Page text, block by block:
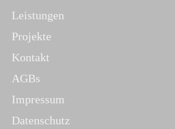
Leistungen
Projekte
Kontakt
AGBs
Impressum
Datenschutz